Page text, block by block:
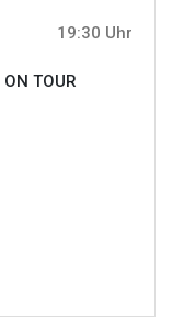
19:30 Uhr
ON TOUR